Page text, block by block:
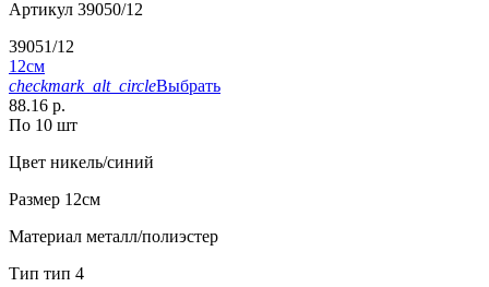
Артикул 39050/12
39051/12
12см
checkmark_alt_circleВыбрать
88.16 р.
По 10 шт
Цвет никель/синий
Размер 12см
Материал металл/полиэстер
Тип тип 4